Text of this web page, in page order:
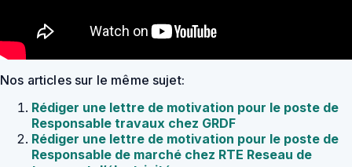
Nos articles sur le même sujet:
Rédiger une lettre de motivation pour le poste de
Responsable travaux chez GRDF
Rédiger une lettre de motivation pour le poste de
Responsable de marché chez RTE Reseau de